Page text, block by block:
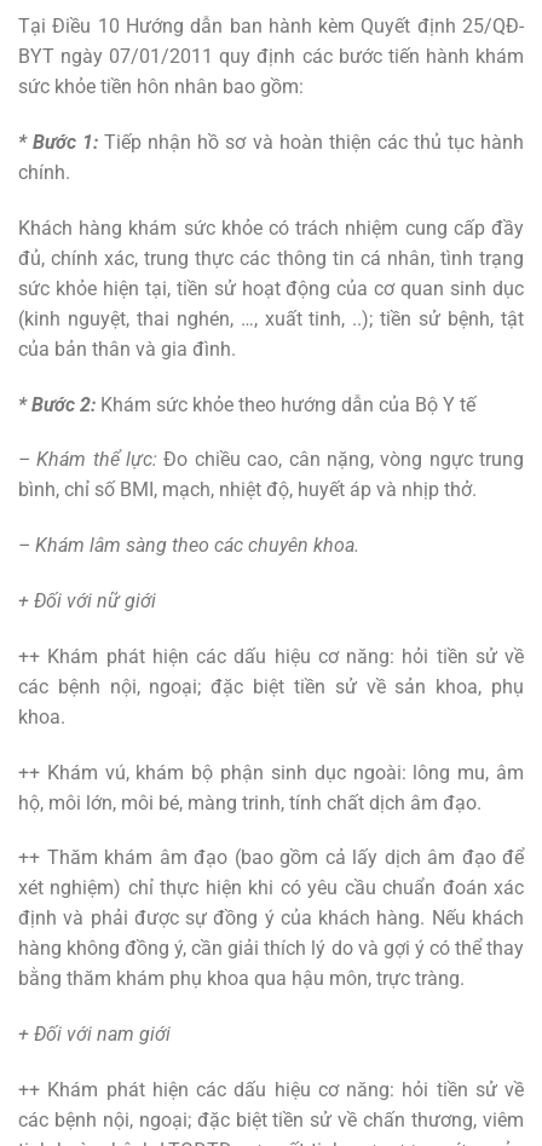
Tại Điều 10 Hướng dẫn ban hành kèm Quyết định 25/QĐ-
BYT ngày 07/01/2011 quy định các bước tiến hành khám
sức khỏe tiền hôn nhân bao gồm:
* Bước 1: Tiếp nhận hồ sơ và hoàn thiện các thủ tục hành
chính.
Khách hàng khám sức khỏe có trách nhiệm cung cấp đầy
đủ, chính xác, trung thực các thông tin cá nhân, tình trạng
sức khỏe hiện tại, tiền sử hoạt động của cơ quan sinh dục
(kinh nguyệt, thai nghén, …, xuất tinh, ..); tiền sử bệnh, tật
của bản thân và gia đình.
* Bước 2: Khám sức khỏe theo hướng dẫn của Bộ Y tế
– Khám thể lực:Đo chiều cao, cân nặng, vòng ngực trung
bình, chỉ số BMI, mạch, nhiệt độ, huyết áp và nhịp thở.
– Khám lâm sàng theo các chuyên khoa.
+ Đối với nữ giới
++ Khám phát hiện các dấu hiệu cơ năng: hỏi tiền sử về
các bệnh nội, ngoại; đặc biệt tiền sử về sản khoa, phụ
khoa.
++ Khám vú, khám bộ phận sinh dục ngoài: lông mu, âm
hộ, môi lớn, môi bé, màng trinh, tính chất dịch âm đạo.
++ Thăm khám âm đạo (bao gồm cả lấy dịch âm đạo để
xét nghiệm) chỉ thực hiện khi có yêu cầu chuẩn đoán xác
định và phải được sự đồng ý của khách hàng. Nếu khách
hàng không đồng ý, cần giải thích lý do và gợi ý có thể thay
bằng thăm khám phụ khoa qua hậu môn, trực tràng.
+ Đối với nam giới
++ Khám phát hiện các dấu hiệu cơ năng: hỏi tiền sử về
các bệnh nội, ngoại; đặc biệt tiền sử về chấn thương, viêm